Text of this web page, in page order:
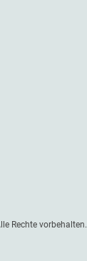
Rechte vorbehalten.